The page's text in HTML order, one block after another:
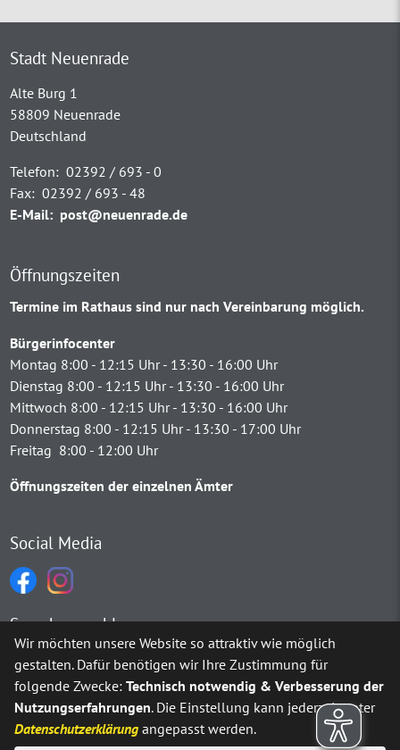
Stadt Neuenrade
Alte Burg 1
58809 Neuenrade
Deutschland
Telefon: 02392 / 693 - 0
Fax: 02392 / 693 - 48
E-Mail: post@neuenrade.de
Öffnungszeiten
Termine im Rathaus sind nur nach Vereinbarung möglich.
Bürgerinfocenter
Montag 8:00 - 12:15 Uhr - 13:30 - 16:00 Uhr
Dienstag 8:00 - 12:15 Uhr - 13:30 - 16:00 Uhr
Mittwoch 8:00 - 12:15 Uhr - 13:30 - 16:00 Uhr
Donnerstag 8:00 - 12:15 Uhr - 13:30 - 17:00 Uhr
Freitag 8:00 - 12:00 Uhr
Öffnungszeiten der einzelnen Ämter
Social Media
Sprachauswahl
Möchten Sie vonGoogle Translate bereitgestellte externe
Ja Immer
Wir möchten unsere Website so attraktiv wie möglich
gestalten. Dafür benötigen wir Ihre Zustimmung für
folgende Zwecke:Technisch notwendig & Verbesserung der
Nutzungserfahrungen. Die Einstellung kann jederzeit unter
Datenschutzerklärung angepasst werden.